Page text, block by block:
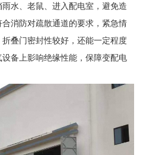
水、老鼠、进入配电室，避免造
消防对疏散通道的要求，紧急情
叠门密封性较好，还能一定程度
设备上影响绝缘性能，保障变配电